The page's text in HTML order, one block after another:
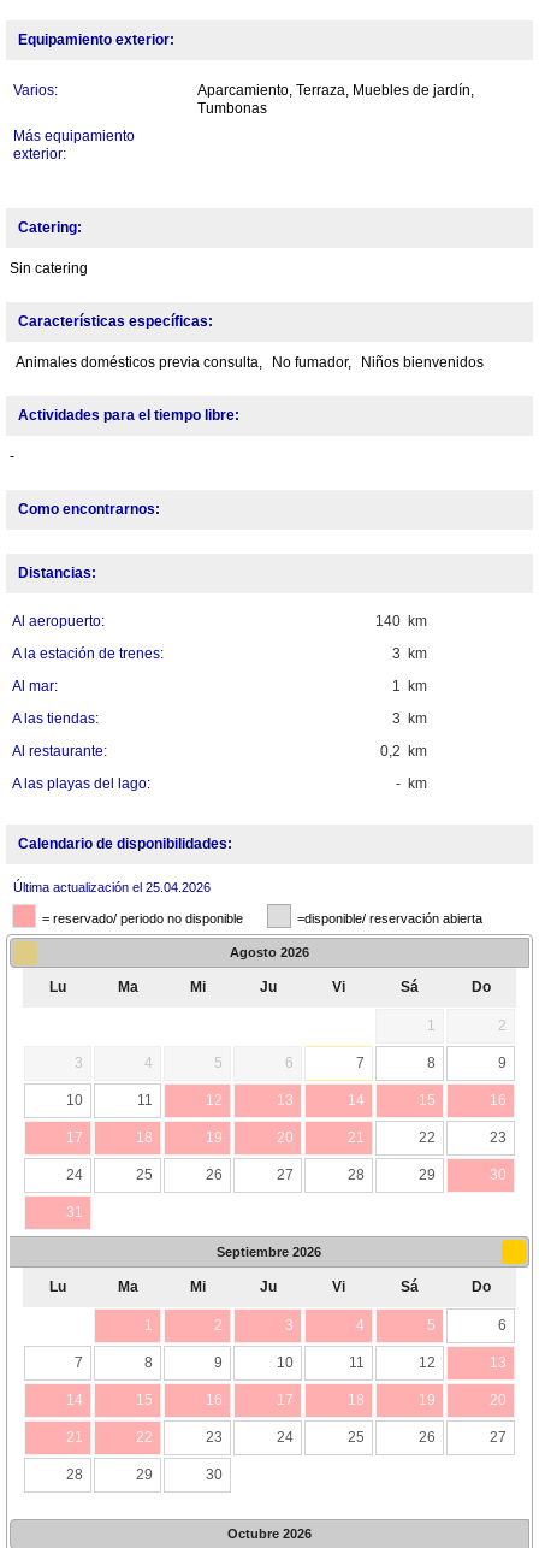
Equipamiento exterior:
Varios:
Aparcamiento, Terraza, Muebles de jardín,
Tumbonas
Más equipamiento
exterior:
Catering:
Sin catering
Características específicas:
Animales domésticos previa consulta, No fumador, Niños bienvenidos
Actividades para el tiempo libre:
-
Como encontrarnos:
Distancias:
140 km
Al aeropuerto:
3 km
A la estación de trenes:
1 km
Al mar:
3 km
A las tiendas:
0,2 km
Al restaurante:
- km
A las playas del lago:
Calendario de disponibilidades:
Última actualización el 25.04.2026
= reservado/ periodo no disponible =disponible/ reservación abierta
Agosto 2026
Lu Ma Mi Ju Vi Sá Do
1 2
3 4 5 6 7 8 9
10 11 12 13 14 15 16
17 18 19 20 21 22 23
24 25 26 27 28 29 30
31
Septiembre 2026
Lu Ma Mi Ju Vi Sá Do
1 2 3 4 5 6
7 8 9 10 11 12 13
14 15 16 17 18 19 20
21 22 23 24 25 26 27
28 29 30
Octubre 2026